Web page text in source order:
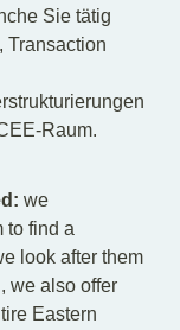
Sie tätig
Transaction
Raum.
we
to find a
look after them
we also offer
Eastern